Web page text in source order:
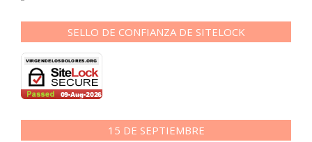
SELLO DE CONFIANZA DE SITELOCK
15 DE SEPTIEMBRE